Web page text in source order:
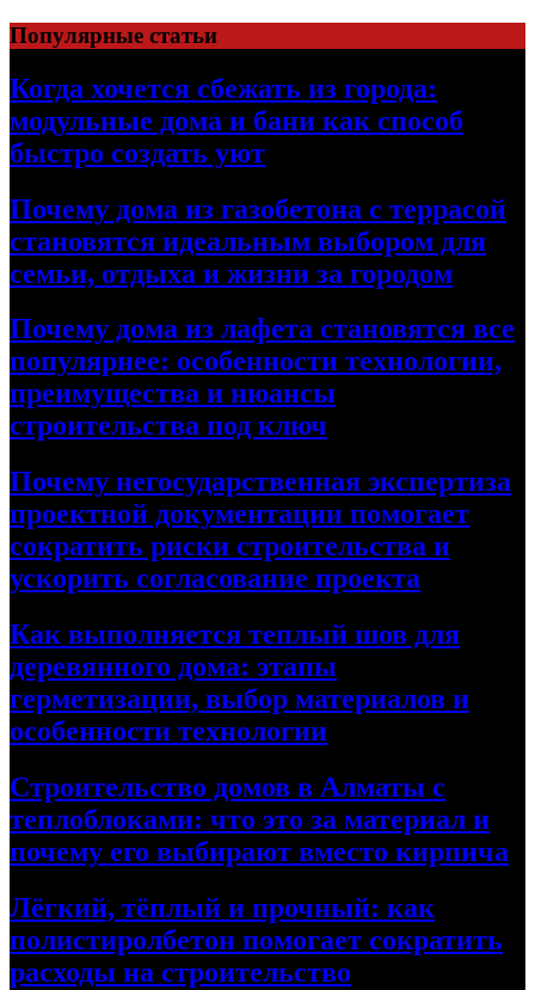
Перейти
к
содержимому
Популярные статьи
Когда хочется сбежать из города:
модульные дома и бани как способ
быстро создать уют
Почему дома из газобетона с террасой
становятся идеальным выбором для
семьи, отдыха и жизни за городом
Почему дома из лафета становятся все
популярнее: особенности технологии,
преимущества и нюансы
строительства под ключ
Почему негосударственная экспертиза
проектной документации помогает
сократить риски строительства и
ускорить согласование проекта
Как выполняется теплый шов для
деревянного дома: этапы
герметизации, выбор материалов и
особенности технологии
Строительство домов в Алматы с
теплоблоками: что это за материал и
почему его выбирают вместо кирпича
Лёгкий, тёплый и прочный: как
полистиролбетон помогает сократить
расходы на строительство